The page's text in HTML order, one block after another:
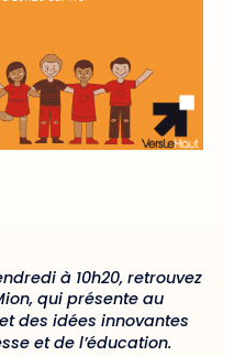
à 10h20, retrouvez
qui présente au
des idées innovantes
et de l’éducation.